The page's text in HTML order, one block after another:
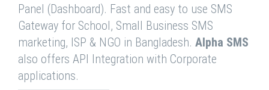
Panel (Dashboard). Fast and easy to use SMS
Gateway for School, Small Business SMS
marketing, ISP & NGO in Bangladesh. Alpha SMS
also offers API Integration with Corporate
applications.